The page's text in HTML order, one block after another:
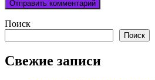
Поиск
Поиск
Свежие записи